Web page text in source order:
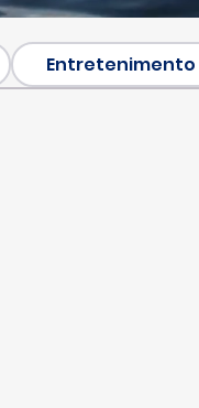
Entretenimento